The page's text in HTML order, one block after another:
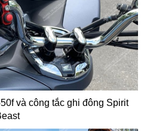
và công tắc ghi đông Spirit